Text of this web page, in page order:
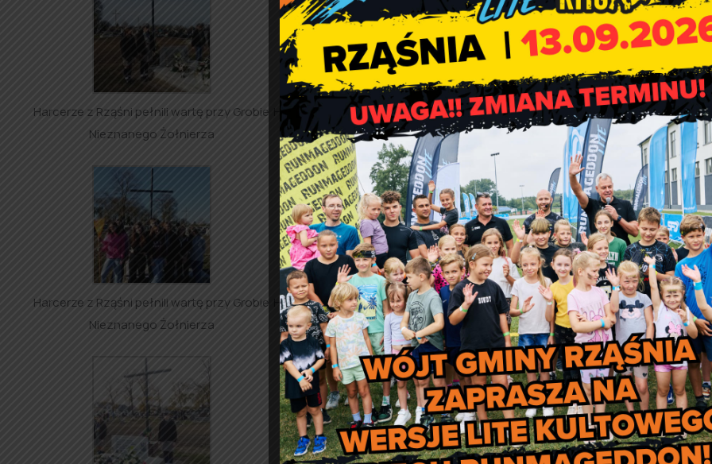
Harcerze z Rząśni pełnili wartę przy Grobie
Nieznanego Żołnierza
Harcerze z Rząśni pełnili wartę przy Grobie
Nieznanego Żołnierza
Harcerze z Rząśni pełnili wartę
Nieznanego Żołnierza
Harcerze z Rząśni pełnili wartę przy Grobie
Nieznanego Żołnierza
Harcerze z Rząśni pełnili wartę przy Grobie
Nieznanego Żołnierza
Harcerze z Rząśni pełnili wartę
Nieznanego Żołnierza